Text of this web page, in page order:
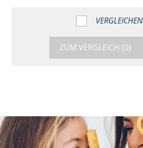
VERGLEICHEN
ZUM VERGLEICH (0)